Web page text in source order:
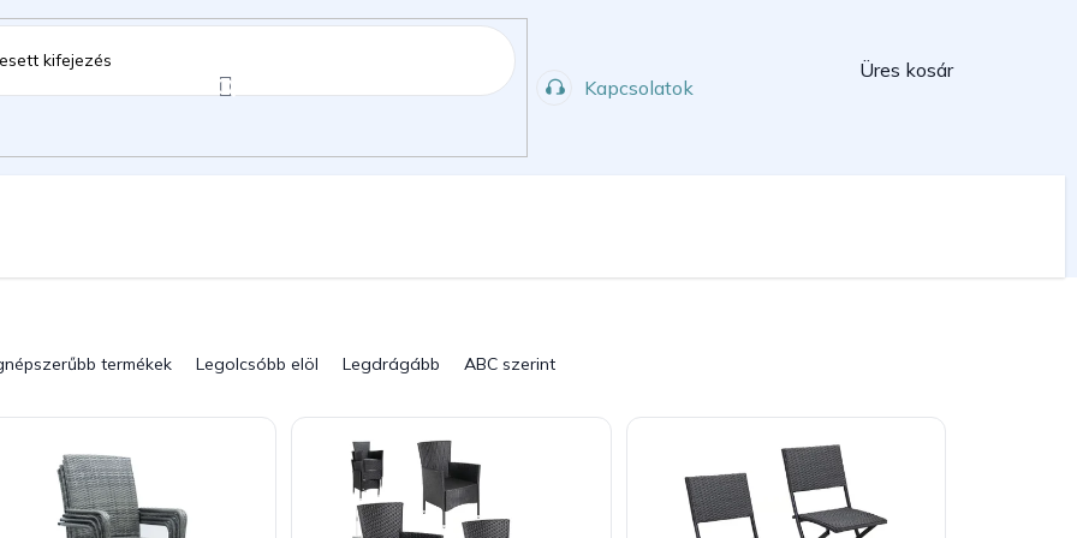
Kapcsolatok
Kosár
Üres kosár
termékek Legolcsóbb elöl Legdrágább ABC szerint